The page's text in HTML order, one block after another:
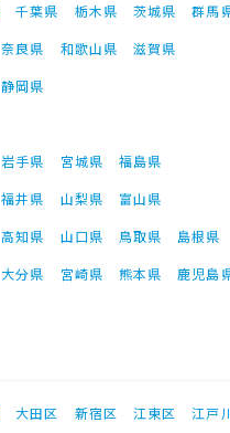
千葉県 栃木県 茨城県
群馬
奈良県 和歌山県
滋賀県
静岡県
岩手県 宮城県
福島県
福井県 山梨県
富山県
高知県 山口県 鳥取県 島根県
大分県 宮崎県 熊本県 鹿児島
大田区 新宿区 江東区 江戸